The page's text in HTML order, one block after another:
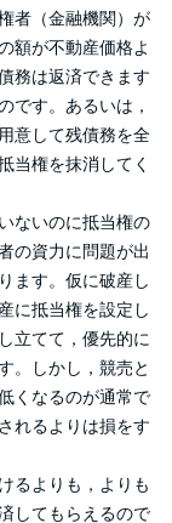
者（金融機関）が
額が不動産価格よ
務は返済できます
です。あるいは，
意して残債務を全
当権を抹消してく
ないのに抵当権の
の資力に問題が出
ます。仮に破産し
に抵当権を設定し
立てて，優先的に
。しかし，競売と
くなるのが通常で
れるよりは損をす
るよりも，よりも
してもらえるので